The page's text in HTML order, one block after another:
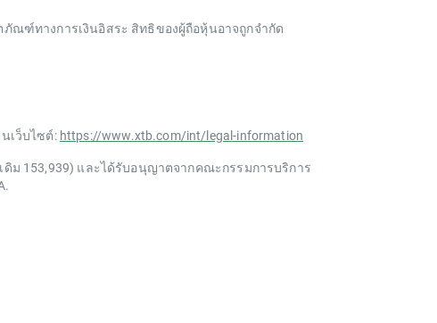
ภัณฑ์ทางการเงินอิสระ สิทธิของผู้ถือหุ้นอาจถูกจำกัด
เว็บไซต์: https://www.xtb.com/int/legal-information
ดิม 153,939) และได้รับอนุญาตจากคณะกรรมการบริการ